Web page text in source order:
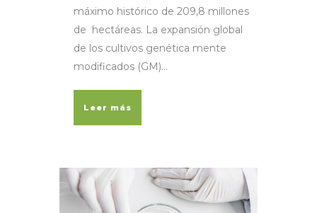
máximo histórico de 209,8 millones
de hectáreas. La expansión global
de los cultivos genética mente
modificados (GM)...
Leer más